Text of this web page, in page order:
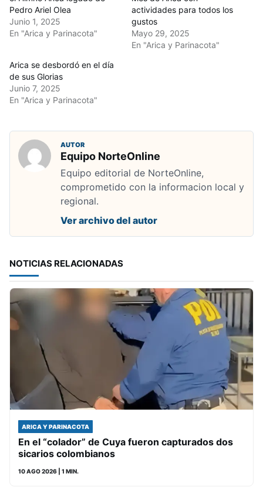
Pedro Ariel Olea
Junio 1, 2025
En "Arica y Parinacota"
actividades para todos los
gustos
Mayo 29, 2025
En "Arica y Parinacota"
Arica se desbordó en el día
de sus Glorias
Junio 7, 2025
En "Arica y Parinacota"
AUTOR
Equipo NorteOnline
Equipo editorial de NorteOnline,
comprometido con la informacion local y
regional.
Ver archivo del autor
NOTICIAS RELACIONADAS
ARICA Y PARINACOTA
En el “colador” de Cuya fueron capturados dos
sicarios colombianos
10 AGO 2026 | 1 MIN.